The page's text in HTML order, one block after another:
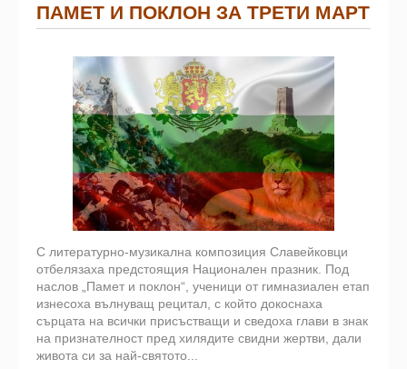
ПАМЕТ И ПОКЛОН ЗА ТРЕТИ МАРТ
С литературно-музикална композиция Славейковци
отбелязаха предстоящия Национален празник. Под
наслов „Памет и поклон“, ученици от гимназиален етап
изнесоха вълнуващ рецитал, с който докоснаха
сърцата на всички присъстващи и сведоха глави в знак
на признателност пред хилядите свидни жертви, дали
живота си за най-святото...